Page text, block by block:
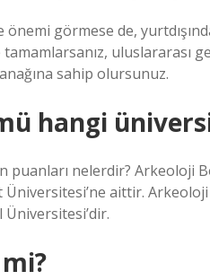
görmese de,
uluslararası
sahip olursunuz.
hangi
puanları nelerdir? Arkeoloji
Üniversitesi’ne aittir.